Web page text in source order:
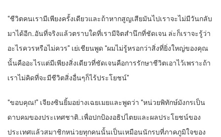
“ชีวิตคนเรามีเพียงครั้งเดียวและถ้าหากสูญเสียมันไปเราจะไม่มีวันกลับ
มาได้อีก..อันที่จริงแล้วตราบใดที่เรามีจิตสำนึกที่ชัดเจน ล่ะก็เราจะรู้ว่า
อะไรควรหรือไม่ควร” เย่เชียนพูด “ผมไม่รู้หรอกว่าสิ่งที่ยิ่งใหญ่ของคุณ
นั้นคืออะไรแต่มีเพียงสิ่งเดียวที่ชัดเจนคือการรักษาชีวิตเอาไว้เพราะถ้า
เราไม่คิดที่จะมีชีวิตสิ่งอื่นๆก็ไร้ประโยชน์”
“ขอบคุณ!” เจียงซินยิ้มอย่างเฉยเมยและพูดว่า “หน่วยพิทักษ์มังกรเป็น
ดาบคมของประเทศชาติ..เพื่อปกป้องอธิปไตยและผลประโยชน์ของ
ประเทศแล้วสมาชิกหน่วยทุกคนนั้นเป็นเหมือนนักรบที่ภาคภูมิใจของ